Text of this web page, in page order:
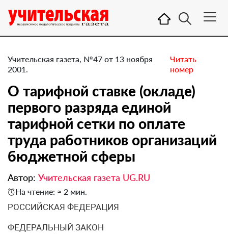
Учительская газета, №47 от 13 ноября
2001.
Читать
номер
О тарифной ставке (окладе)
первого разряда единой
тарифной сетки по оплате
труда работников организаций
бюджетной сферы
Автор: Учительская газета UG.RU
На чтение: ≈ 2 мин.
РОССИЙСКАЯ ФЕДЕРАЦИЯ
ФЕДЕРАЛЬНЫЙ ЗАКОН